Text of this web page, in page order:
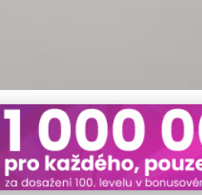
Půjček na